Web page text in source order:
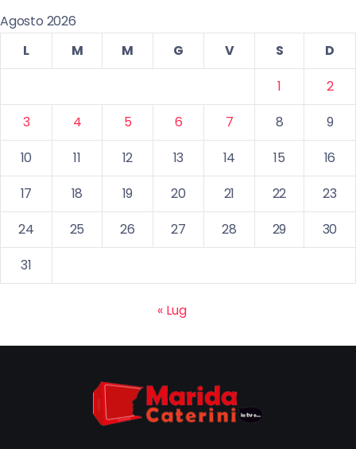
Agosto 2026
L
M M G V S
D
1
2
3
4 5 6 7 8
9
10
11 12 13 14 15
16
17
18 19 20 21 22
23
24
25 26 27 28 29
30
31
« Lug